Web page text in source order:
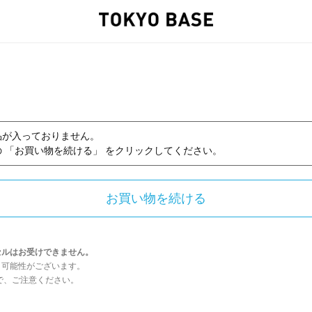
入っておりません。
お買い物を続ける」 をクリックしてください。
はお受けできません。
能性がございます。
ご注意ください。